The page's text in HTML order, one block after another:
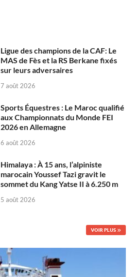
Ligue des champions de la CAF: Le
MAS de Fès et la RS Berkane fixés
sur leurs adversaires
7 août 2026
Sports Équestres : Le Maroc qualifié
aux Championnats du Monde FEI
2026 en Allemagne
6 août 2026
Himalaya : À 15 ans, l’alpiniste
marocain Youssef Tazi gravit le
sommet du Kang Yatse II à 6.250 m
5 août 2026
VOIR PLUS